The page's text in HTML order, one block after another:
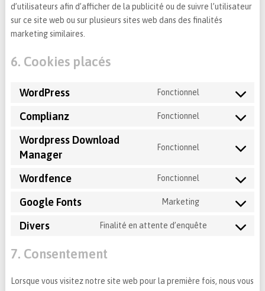
d’utilisateurs afin d’afficher de la publicité ou de suivre l’utilisateur
sur ce site web ou sur plusieurs sites web dans des finalités
marketing similaires.
6. Cookies placés
WordPress Fonctionnel
Complianz Fonctionnel
Wordpress Download
Manager
Fonctionnel
download-
Wordfence Fonctionnel
wordfence
Google Fonts Marketing
Divers Finalité en attente d’enquête
Consent
7. Consentement
Lorsque vous visitez notre site web pour la première fois, nous vous